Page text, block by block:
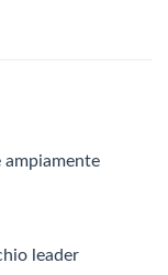
ampiamente
leader